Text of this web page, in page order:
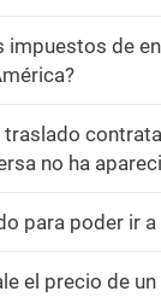
impuestos de
traslado
no ha
para poder ir a
el precio de un